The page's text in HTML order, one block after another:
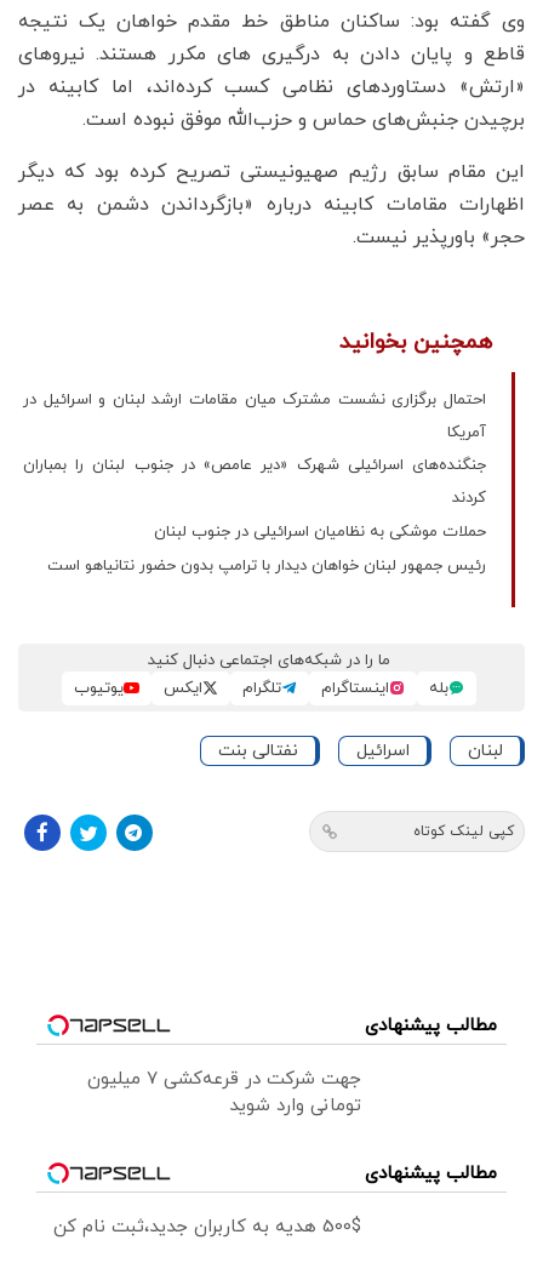
وی گفته بود: ساکنان مناطق خط مقدم خواهان یک نتیجه‌
قاطع و پایان دادن به درگیری های مکرر هستند. نیروهای
«ارتش» دستاوردهای نظامی کسب کرده‌اند، اما کابینه در
برچیدن جنبش‌های حماس و حزب‌الله موفق نبوده است.
این مقام سابق رژیم صهیونیستی تصریح کرده بود که دیگر
اظهارات مقامات کابینه درباره «بازگرداندن دشمن به عصر
حجر» باورپذیر نیست.
همچنین بخوانید
احتمال برگزاری نشست مشترک میان مقامات ارشد لبنان و اسرائیل در
آمریکا
جنگنده‌های اسرائیلی شهرک «دیر عامص» در جنوب لبنان را بمباران
کردند
حملات موشکی به نظامیان اسرائیلی در جنوب لبنان
رئیس جمهور لبنان خواهان دیدار با ترامپ بدون حضور نتانیاهو است
ما را در شبکه‌های اجتماعی دنبال کنید
بله
اینستاگرام تلگرام ایکس یوتیوب
لبنان اسرائیل نفتالی بنت
کپی لینک کوتاه
مطالب پیشنهادی
جهت شرکت در قرعه‌کشی ۷ میلیون
تومانی وارد شوید
مطالب پیشنهادی
500$ هدیه به کاربران جدید،ثبت نام کن